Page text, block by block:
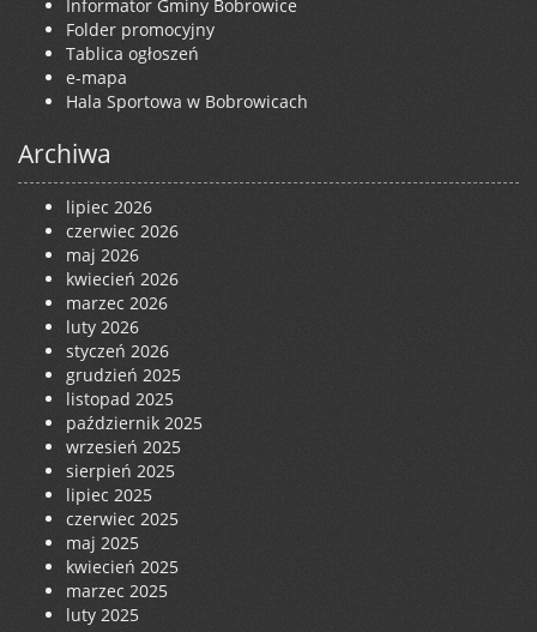
Informator Gminy Bobrowice
Folder promocyjny
Tablica ogłoszeń
e-mapa
Hala Sportowa w Bobrowicach
Archiwa
lipiec 2026
czerwiec 2026
maj 2026
kwiecień 2026
marzec 2026
luty 2026
styczeń 2026
grudzień 2025
listopad 2025
październik 2025
wrzesień 2025
sierpień 2025
lipiec 2025
czerwiec 2025
maj 2025
kwiecień 2025
marzec 2025
luty 2025